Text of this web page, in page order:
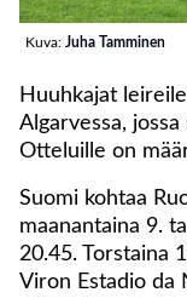
Kuva: Juha Tamminen
Huuhkajat
Algarvessa,
Otteluille on
Suomi kohtaa
maanantaina 9.
20.45. Torstaina
Viron Estadio da